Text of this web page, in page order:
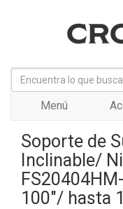
Menú
Soporte de
Inclinable/
100"/ hasta